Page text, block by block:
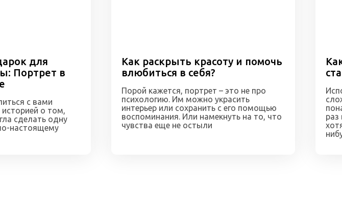
Порой кажется, портрет – это не про
психологию. Им можно украсить
интерьер или сохранить с его помощью
воспоминания. Или намекнуть на то, что
чувства еще не остыли
Как раскрыть красоту и помочь
влюбиться в себя?
с вами
о том,
сделать одну
настоящему
для
Портрет в